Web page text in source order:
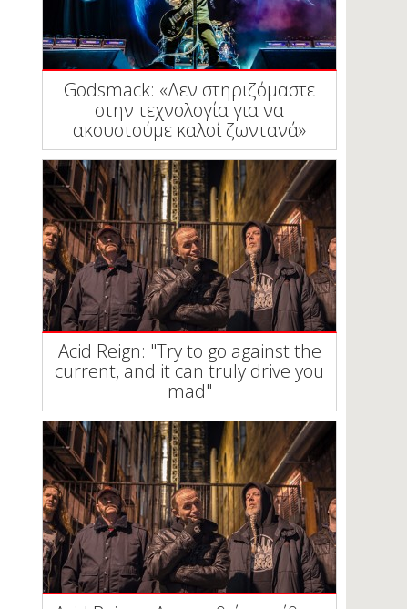
Godsmack: «Δεν στηριζόμαστε
στην τεχνολογία για να
ακουστούμε καλοί ζωντανά»
Acid Reign: "Try to go against the
current, and it can truly drive you
mad"